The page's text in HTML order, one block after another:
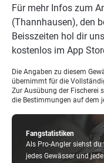
Fangstatistiken
Als Pro-Angler siehst du
jedes Gewässer und jede
Für mehr Infos zum
(Thannhausen), den
Beisszeiten hol dir
kostenlos im App
Die Angaben zu diesem
übernimmt für die
Zur Ausübung der Fischerei
die Bestimmungen auf dem